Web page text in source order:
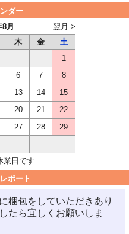
ダー
月
翌月 >
木 金
土
1
6 7
8
13 14
15
20 21
22
27 28
29
業日です
ポート
梱包をしていただきあり
たら宜しくお願いしま